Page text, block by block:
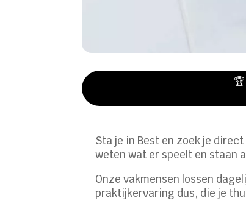
Sta je in Best en zoek je
weten wat er speelt en staan
Onze vakmensen lossen
praktijkervaring dus, die je